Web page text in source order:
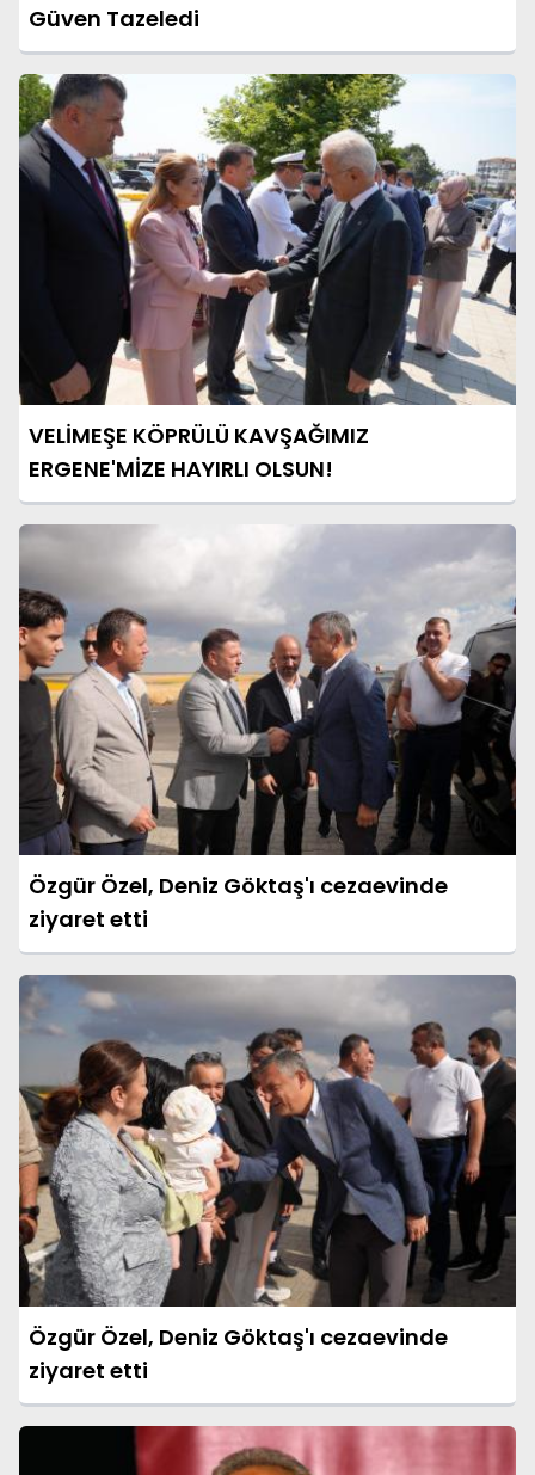
Güven Tazeledi
VELİMEŞE KÖPRÜLÜ KAVŞAĞIMIZ
ERGENE'MİZE HAYIRLI OLSUN!
Özgür Özel, Deniz Göktaş'ı cezaevinde
ziyaret etti
Özgür Özel, Deniz Göktaş'ı cezaevinde
ziyaret etti